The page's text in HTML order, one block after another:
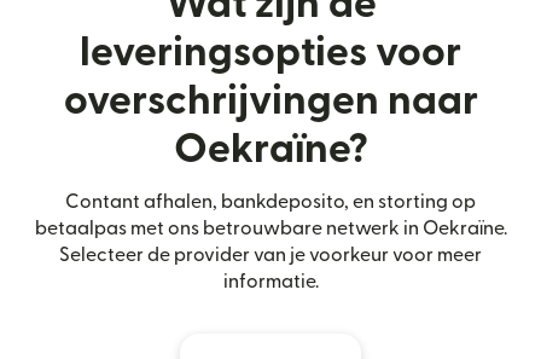
leveringsopties voor
overschrijvingen naar
Oekraïne?
Contant afhalen, bankdeposito, en storting op
betaalpas met ons betrouwbare netwerk in Oekraïne.
Selecteer de provider van je voorkeur voor meer
informatie.